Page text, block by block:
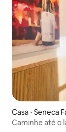
Casa ⋅ Seneca
Caminhe até o